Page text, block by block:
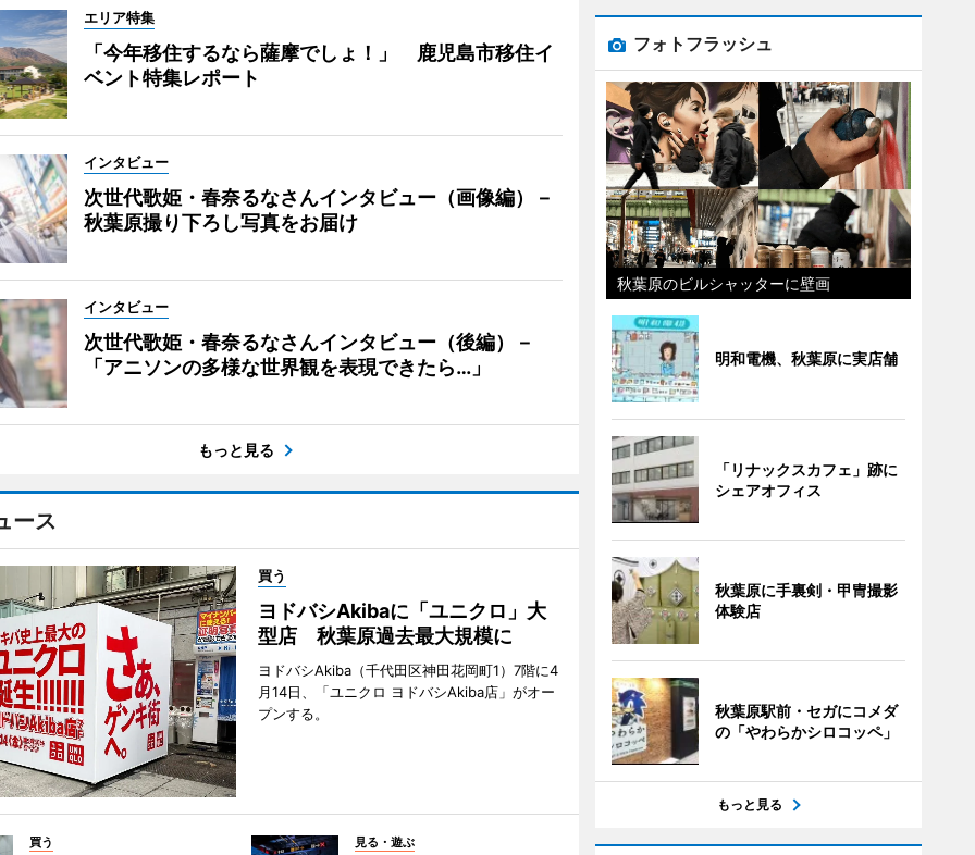
エリア特集
「今年移住するなら薩摩でしょ！」 鹿児島市移住イ
ベント特集レポート
インタビュー
次世代歌姫・春奈るなさんインタビュー（画像編）－
秋葉原撮り下ろし写真をお届け
インタビュー
次世代歌姫・春奈るなさんインタビュー（後編）－
「アニソンの多様な世界観を表現できたら…」
もっと見る
ース
買う
ヨドバシAkibaに「ユニクロ」大
型店 秋葉原過去最大規模に
ヨドバシAkiba（千代田区神田花岡町1）7階に4
月14日、「ユニクロ ヨドバシAkiba店」がオー
プンする。
買う 見る・遊ぶ
フォトフラッシュ
秋葉原のビルシャッターに壁画
明和電機、秋葉原に実店舗
「リナックスカフェ」跡に
シェアオフィス
秋葉原に手裏剣・甲冑撮影
体験店
秋葉原駅前・セガにコメダ
の「やわらかシロコッペ」
もっと見る